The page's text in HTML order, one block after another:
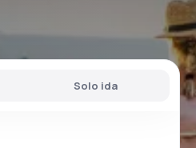
Solo ida